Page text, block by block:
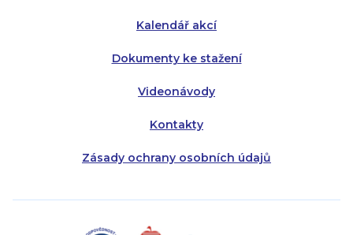
Kalendář akcí
Dokumenty ke stažení
Videonávody
Kontakty
Zásady ochrany osobních údajů